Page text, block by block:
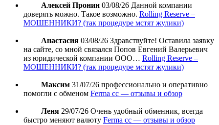
Алексей Пронин 03/08/26 Данной компании
доверять можно. Такое возможно. Rolling Reserve –
МОШЕННИКИ? (так процедуре мстят жулики)
Анастасия 03/08/26 Здравствуйте! Оставила заявку
на сайте, со мной связался Попов Евгений Валерьевич
из юридической компании ООО… Rolling Reserve –
МОШЕННИКИ? (так процедуре мстят жулики)
Максим 31/07/26 профессионально и оперативно
помогли с обменом Ferma cc — отзывы и обзор
Леня 29/07/26 Очень удобный обменник, всегда
быстро меняют валюту Ferma cc — отзывы и обзор